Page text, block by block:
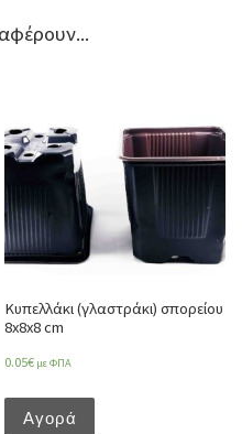
Κυπελλάκι (γλαστράκι) σπορείου
8x8x8 cm
0.05€ με ΦΠΑ
Αγορά